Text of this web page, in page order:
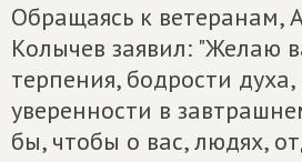
Обращаясь к ветеранам,
Колычев заявил: "Желаю
терпения, бодрости
уверенности в
бы, чтобы о вас, людях,